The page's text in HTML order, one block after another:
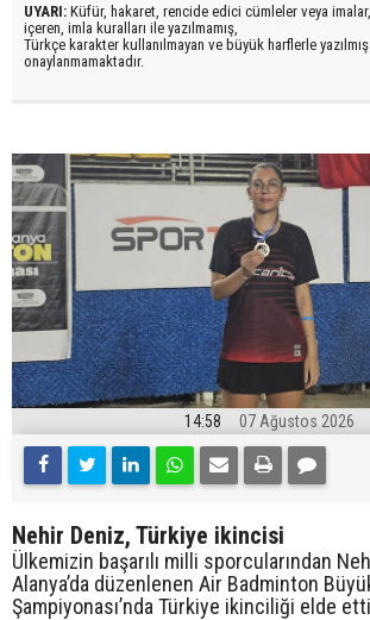
UYARI: Küfür, hakaret, rencide edici cümleler veya
içeren, imla kuralları ile yazılmamış,
Türkçe karakter kullanılmayan ve büyük harflerle
onaylanmamaktadır.
14:58 07 Ağustos 2026
Nehir Deniz, Türkiye ikincisi
Ülkemizin başarılı milli sporcularından
Alanya’da düzenlenen Air Badminton
Şampiyonası’nda Türkiye ikinciliği elde